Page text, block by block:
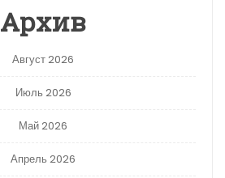
Архив
Август 2026
Июль 2026
Май 2026
Апрель 2026